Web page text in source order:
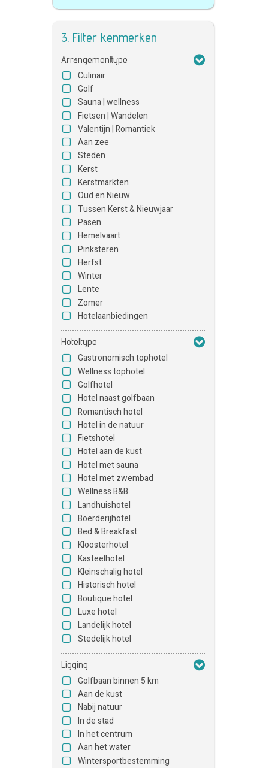
3. Filter kenmerken
Arrangementtype
Culinair
Golf
Sauna | wellness
Fietsen | Wandelen
Valentijn | Romantiek
Aan zee
Steden
Kerst
Kerstmarkten
Oud en Nieuw
Tussen Kerst & Nieuwjaar
Pasen
Hemelvaart
Pinksteren
Herfst
Winter
Lente
Zomer
Hotelaanbiedingen
Hoteltype
Gastronomisch tophotel
Wellness tophotel
Golfhotel
Hotel naast golfbaan
Romantisch hotel
Hotel in de natuur
Fietshotel
Hotel aan de kust
Hotel met sauna
Hotel met zwembad
Wellness B&B
Landhuishotel
Boerderijhotel
Bed & Breakfast
Kloosterhotel
Kasteelhotel
Kleinschalig hotel
Historisch hotel
Boutique hotel
Luxe hotel
Landelijk hotel
Stedelijk hotel
Ligging
Golfbaan binnen 5 km
Aan de kust
Nabij natuur
In de stad
In het centrum
Aan het water
Wintersportbestemming